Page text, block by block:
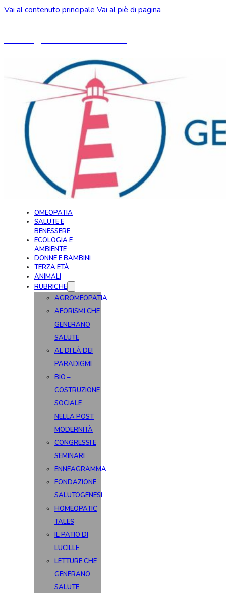
Vai al contenuto principale Vai al piè di pagina
OMEOPATIA
SALUTE E
BENESSERE
ECOLOGIA E
AMBIENTE
DONNE E BAMBINI
TERZA ETÀ
ANIMALI
RUBRICHE
AGROMEOPATIA
AFORISMI CHE
GENERANO
SALUTE
AL DI LÀ DEI
PARADIGMI
BIO –
COSTRUZIONE
SOCIALE
NELLA POST
MODERNITÀ
CONGRESSI E
SEMINARI
ENNEAGRAMMA
FONDAZIONE
SALUTOGENESI
HOMEOPATIC
TALES
IL PATIO DI
LUCILLE
LETTURE CHE
GENERANO
SALUTE